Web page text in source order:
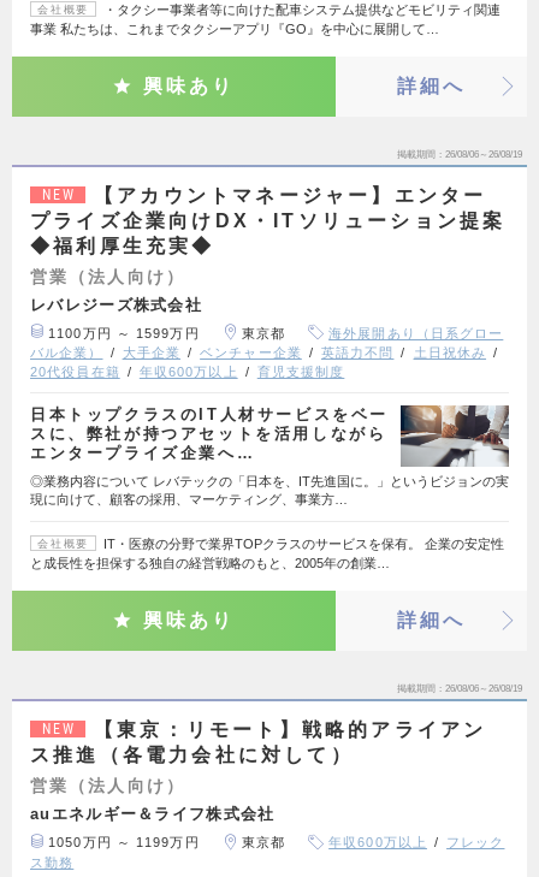
会社概要
・タクシー事業者等に向けた配車システム提供などモビリティ関連
事業 私たちは、これまでタクシーアプリ『GO』を中心に展開して…
興味あり 詳細へ
掲載期間 26/08/06～26/08/19
NEW
【アカウントマネージャー】エンター
プライズ企業向けDX・ITソリューション提案
◆福利厚生充実◆
営業（法人向け）
レバレジーズ株式会社
1100万円 ～ 1599万円 東京都
海外展開あり（日系グロー
バル企業）
大手企業 ベンチャー企業 英語力不問
土日祝休み
20代役員在籍
年収600万以上 育児支援制度
日本トップクラスのIT人材サービスをベー
スに、弊社が持つアセットを活用しながら
エンタープライズ企業へ…
◎業務内容について レバテックの「日本を、IT先進国に。」というビジョンの実
現に向けて、顧客の採用、マーケティング、事業方…
会社概要
IT・医療の分野で業界TOPクラスのサービスを保有。 企業の安定性
と成長性を担保する独自の経営戦略のもと、2005年の創業…
興味あり 詳細へ
掲載期間 26/08/06～26/08/19
NEW
【東京：リモート】戦略的アライアン
ス推進（各電力会社に対して）
営業（法人向け）
auエネルギー＆ライフ株式会社
1050万円 ～ 1199万円 東京都 年収600万以上
フレック
ス勤務